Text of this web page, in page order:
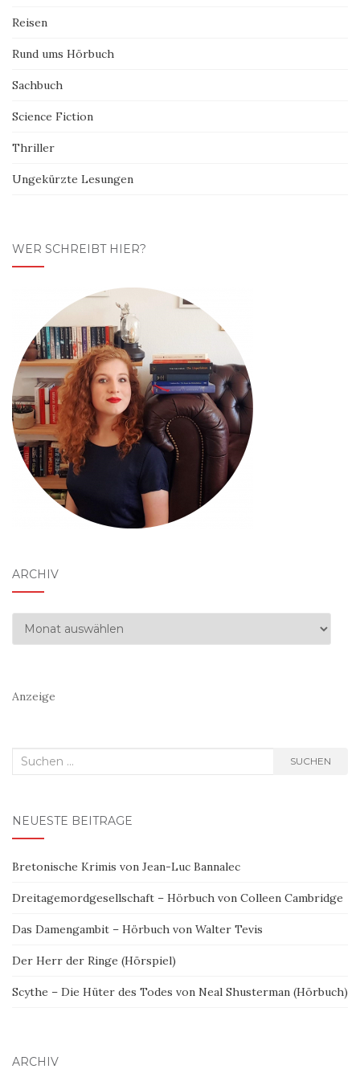
Reisen
Rund ums Hörbuch
Sachbuch
Science Fiction
Thriller
Ungekürzte Lesungen
WER SCHREIBT HIER?
ARCHIV
Archiv
Anzeige
Suchen
SUCHEN
NEUESTE BEITRÄGE
Bretonische Krimis von Jean-Luc Bannalec
Dreitagemordgesellschaft – Hörbuch von Colleen Cambridge
Das Damengambit – Hörbuch von Walter Tevis
Der Herr der Ringe (Hörspiel)
Scythe – Die Hüter des Todes von Neal Shusterman (Hörbuch)
ARCHIV